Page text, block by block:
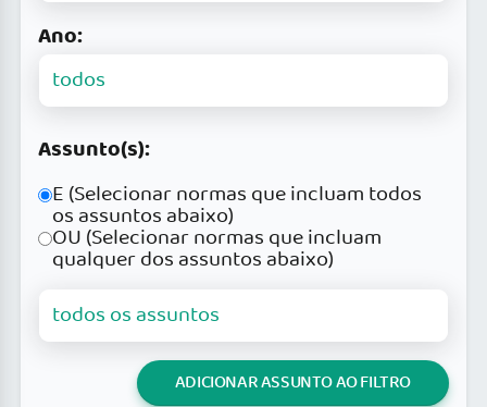
Ano:
Assunto(s):
E (Selecionar normas que incluam todos
os assuntos abaixo)
OU (Selecionar normas que incluam
qualquer dos assuntos abaixo)
ADICIONAR ASSUNTO AO FILTRO